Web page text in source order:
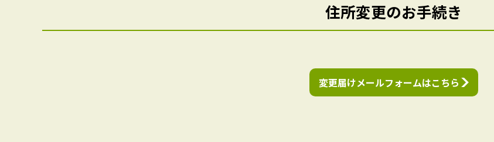
住所変更のお手続き
変更届けメールフォームはこちら